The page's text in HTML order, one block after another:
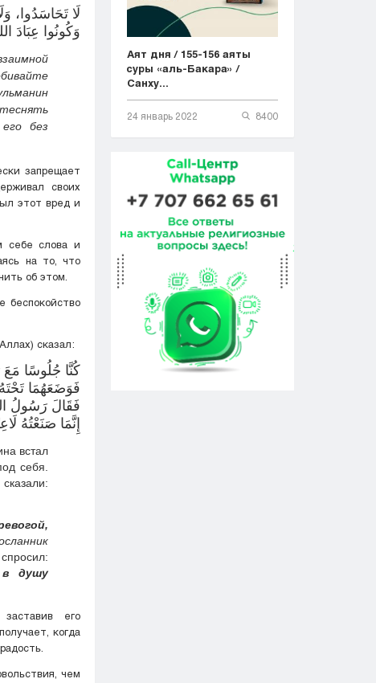
لَا تَحَاسَدُوا،
وَكُونُوا عِبَادَ
без
этот вред и
себе слова и
на то, что
об этом.
сказал:
كُنَّا جُلُوسًا
فَوَضَعَهُمَا
فَقَالَ رَسُولُ
إِنَّمَا صَنَعْتُهُ
себя.
душу
его
когда
чем
Аят дня / 155-156 аяты
суры «аль-Бакара» /
Санху...
24 январь 2022 8400